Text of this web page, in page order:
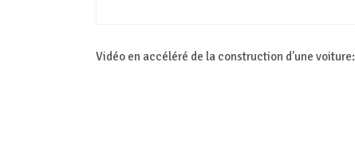
Vidéo en accéléré de la construction d'une voiture: